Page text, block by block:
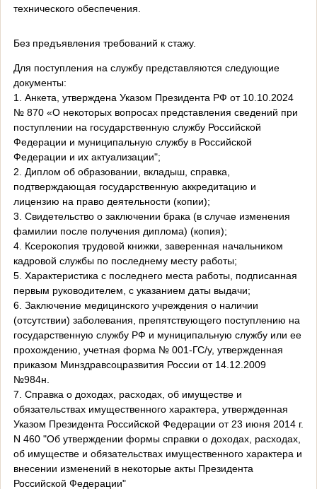
технического обеспечения.
Без предъявления требований к стажу.
Для поступления на службу представляются следующие
документы:
1. Анкета, утверждена Указом Президента РФ от 10.10.2024
№ 870 «О некоторых вопросах представления сведений при
поступлении на государственную службу Российской
Федерации и муниципальную службу в Российской
Федерации и их актуализации";
2. Диплом об образовании, вкладыш, справка,
подтверждающая государственную аккредитацию и
лицензию на право деятельности (копии);
3. Свидетельство о заключении брака (в случае изменения
фамилии после получения диплома) (копия);
4. Ксерокопия трудовой книжки, заверенная начальником
кадровой службы по последнему месту работы;
5. Характеристика с последнего места работы, подписанная
первым руководителем, с указанием даты выдачи;
6. Заключение медицинского учреждения о наличии
(отсутствии) заболевания, препятствующего поступлению на
государственную службу РФ и муниципальную службу или ее
прохождению, учетная форма № 001-ГС/у, утвержденная
приказом Минздравсоцразвития России от 14.12.2009
№984н.
7. Справка о доходах, расходах, об имуществе и
обязательствах имущественного характера, утвержденная
Указом Президента Российской Федерации от 23 июня 2014 г.
N 460 "Об утверждении формы справки о доходах, расходах,
об имуществе и обязательствах имущественного характера и
внесении изменений в некоторые акты Президента
Российской Федерации"